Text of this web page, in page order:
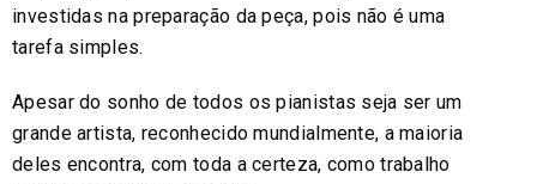
investidas na preparação da peça, pois não é uma
tarefa simples.
Apesar do sonho de todos os pianistas seja ser um
grande artista, reconhecido mundialmente, a maioria
deles encontra, com toda a certeza, como trabalho